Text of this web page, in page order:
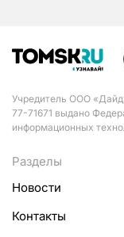
Учредитель ООО
77-71671 выдано
информационных
Разделы
Новости
Контакты